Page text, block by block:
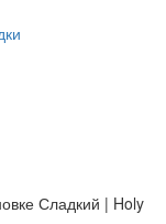
Сладкий | Holy